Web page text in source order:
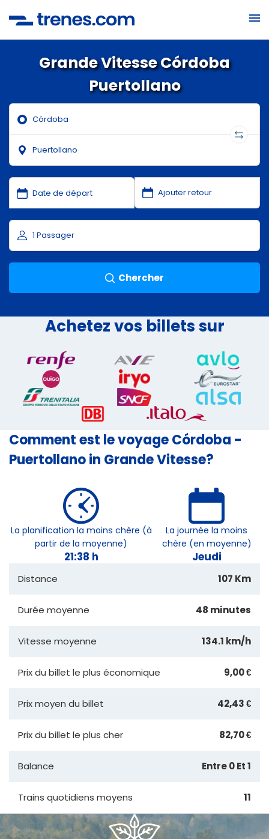
Grande Vitesse Córdoba
Puertollano
Chercher
Achetez vos billets sur
Comment est le voyage Córdoba -
Puertollano in Grande Vitesse?
La planification la moins chère (à
partir de la moyenne)
21:38 h
La journée la moins
chère (en moyenne)
Jeudi
Distance 107 Km
Durée moyenne 48 minutes
Vitesse moyenne 134.1 km/h
Prix du billet le plus économique 9,00 €
Prix moyen du billet 42,43 €
Prix du billet le plus cher 82,70 €
Balance Entre 0 Et 1
Trains quotidiens moyens 11